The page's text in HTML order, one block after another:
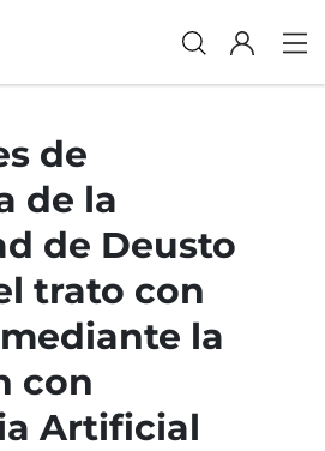
de
de la
de Deusto
trato con
la
con
Artificial